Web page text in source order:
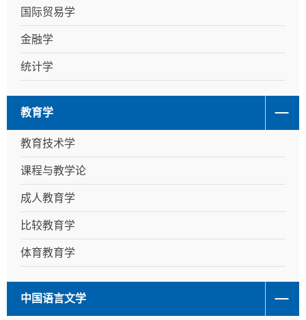
国际贸易学
金融学
统计学
教育学
教育技术学
课程与教学论
成人教育学
比较教育学
体育教育学
中国语言文学